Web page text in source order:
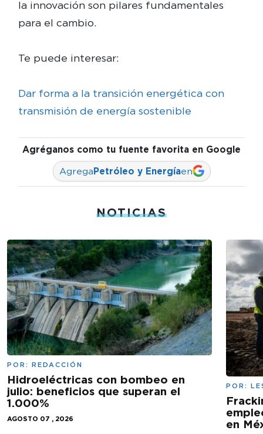
la innovación son pilares fundamentales
para el cambio.
Te puede interesar:
Dar forma a la transición energética con
transmisión de energía sostenible
Agréganos como tu fuente favorita en Google
AgregaPetróleo y Energíaen
NOTICIAS
POR: REDACCIÓN
Hidroeléctricas con bombeo en
julio: beneficios que superan el
1.000%
AGOSTO 07 , 2026
POR:
en